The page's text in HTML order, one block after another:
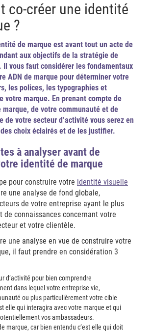
co-créer une identité
?
de marque est avant tout un acte de
aux objectifs de la stratégie de
Il vous faut considérer les fondamentaux
ADN de marque pour déterminer votre
les polices, les typographies et
votre marque. En prenant compte de
de votre communauté et de
de votre secteur d’activité vous serez en
choix éclairés et de les justifier.
à analyser avant de
identité de marque
pour construire votre identité visuelle
une analyse de fond globale,
de votre entreprise ayant le plus
de connaissances concernant votre
et votre clientèle.
une analyse en vue de construire votre
il faut prendre en considération 3
d’activité pour bien comprendre
dans lequel votre entreprise vie,
ou plus particulièrement votre cible
elle qui interagira avec votre marque et qui
vos ambassadeurs.
marque, car bien entendu c’est elle qui doit